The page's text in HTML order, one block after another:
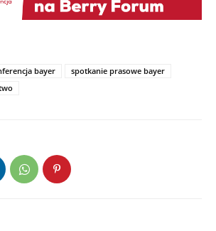
bayer
spotkanie prasowe bayer